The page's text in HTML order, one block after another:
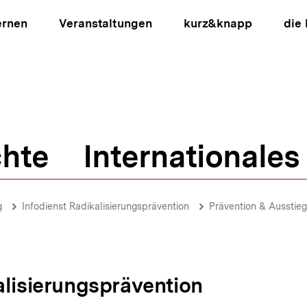
Veranstaltungen kurz&knapp die
Internationales
Infodienst Radikalisierungsprävention Prävention & Ausstieg